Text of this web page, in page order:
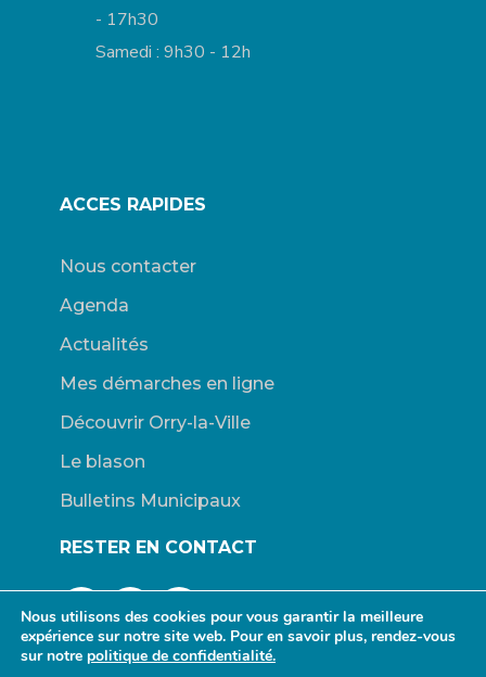
- 17h30
Samedi : 9h30 - 12h
ACCES RAPIDES
Nous contacter
Agenda
Actualités
Mes démarches en ligne
Découvrir Orry-la-Ville
Le blason
Bulletins Municipaux
RESTER EN CONTACT
Nous utilisons des cookies pour vous garantir la meilleure
expérience sur notre site web. Pour en savoir plus, rendez-vous
sur notre politique de confidentialité.